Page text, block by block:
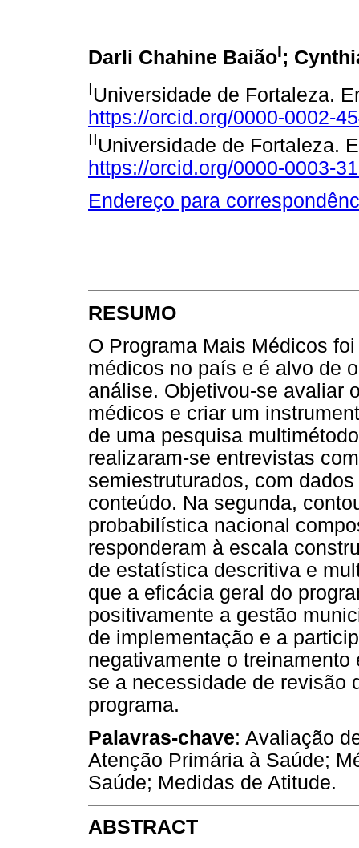
Darli Chahine BaiãoI;
IUniversidade de Fortaleza.
https://orcid.org/0000-0002-
IIUniversidade de Fortaleza.
https://orcid.org/0000-0003-
Endereço para
RESUMO
O Programa Mais Médicos
médicos no país e é alvo de
análise. Objetivou-se avaliar
médicos e criar um
de uma pesquisa
realizaram-se entrevistas
semiestruturados, com
conteúdo. Na segunda,
probabilística nacional
responderam à escala
de estatística descritiva e
que a eficácia geral do
positivamente a gestão
de implementação e a
negativamente o
se a necessidade de revisão
programa.
Palavras-chave: Avaliação
Atenção Primária à Saúde;
Saúde; Medidas de Atitude.
ABSTRACT